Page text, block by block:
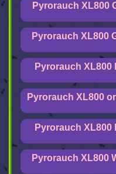
Pyrorauch XL800
Pyrorauch XL800
Pyrorauch XL800
Pyrorauch XL800
Pyrorauch XL800
Pyrorauch XL800